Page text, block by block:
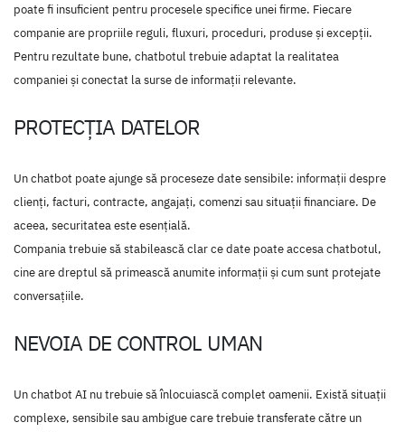
poate fi insuficient pentru procesele specifice unei firme. Fiecare
companie are propriile reguli, fluxuri, proceduri, produse și excepții.
Pentru rezultate bune, chatbotul trebuie adaptat la realitatea
companiei și conectat la surse de informații relevante.
PROTECȚIA DATELOR
Un chatbot poate ajunge să proceseze date sensibile: informații despre
clienți, facturi, contracte, angajați, comenzi sau situații financiare. De
aceea, securitatea este esențială.
Compania trebuie să stabilească clar ce date poate accesa chatbotul,
cine are dreptul să primească anumite informații și cum sunt protejate
conversațiile.
NEVOIA DE CONTROL UMAN
Un chatbot AI nu trebuie să înlocuiască complet oamenii. Există situații
complexe, sensibile sau ambigue care trebuie transferate către un